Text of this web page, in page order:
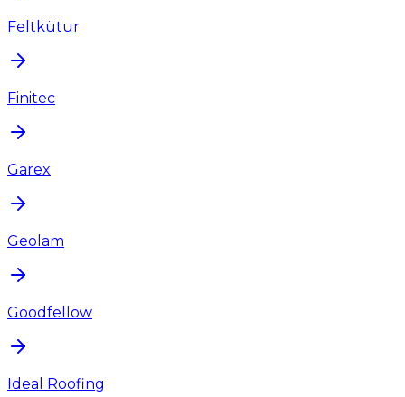
Feltkütur
Finitec
Garex
Geolam
Goodfellow
Ideal Roofing